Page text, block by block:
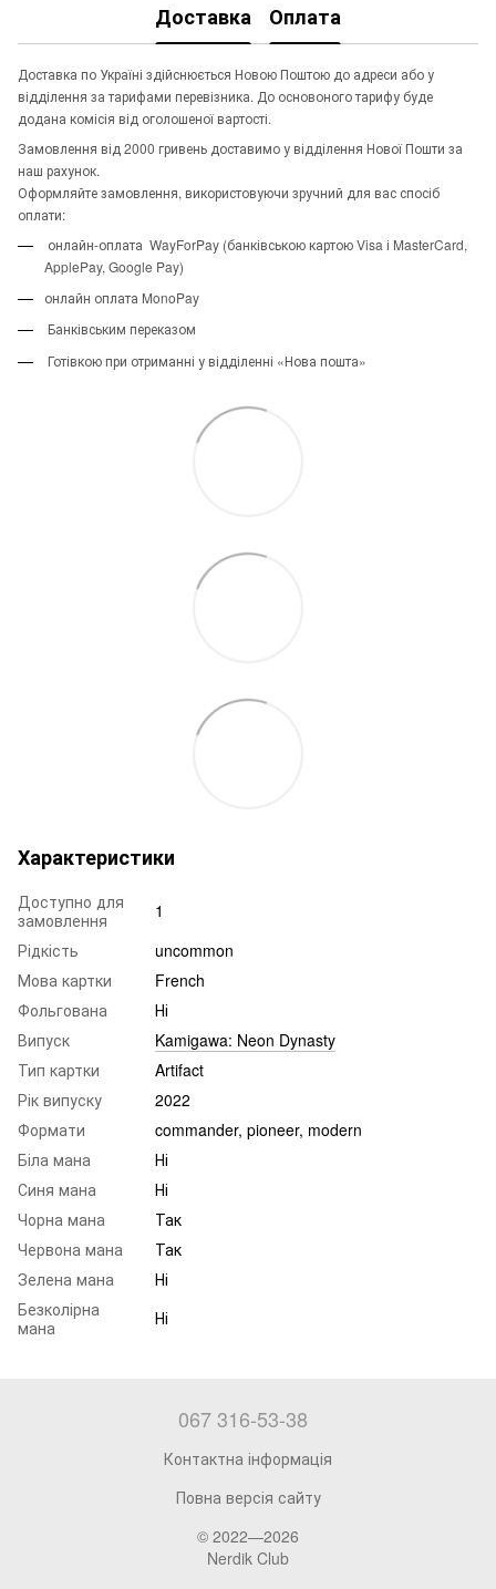
Доставка Оплата
Доставка по Україні здійснюється Новою Поштою до адреси або у
відділення за тарифами перевізника. До основоного тарифу буде
додана комісія від оголошеної вартості.
Замовлення від 2000 гривень доставимо у відділення Нової Пошти за
наш рахунок.
Оформляйте замовлення, використовуючи зручний для вас спосіб
оплати:
онлайн-оплата WayForPay (банківською картою Visa і MasterCard,
ApplePay, Google Pay)
онлайн оплата MonoPay
Банківським переказом
Готівкою при отриманні у відділенні «Нова пошта»
Характеристики
Доступно для
замовлення
1
Рідкість
uncommon
Мова картки
French
Фольгована
Ні
Випуск
Kamigawa: Neon Dynasty
Тип картки
Artifact
Рік випуску
2022
Формати
commander, pioneer, modern
Біла мана
Ні
Синя мана
Ні
Чорна мана
Так
Червона мана
Так
Зелена мана
Ні
Безколірна
мана
Ні
067 316-53-38
Контактна інформація
Повна версія сайту
© 2022—2026
Nerdik Club